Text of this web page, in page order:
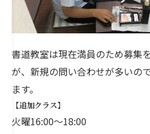
書道教室は現在満員のため募集
が、新規の問い合わせが多いの
ます。
【追加クラス】
火曜16:00～18:00